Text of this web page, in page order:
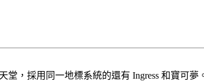
，採用同一地標系統的還有 Ingress 和寶可夢